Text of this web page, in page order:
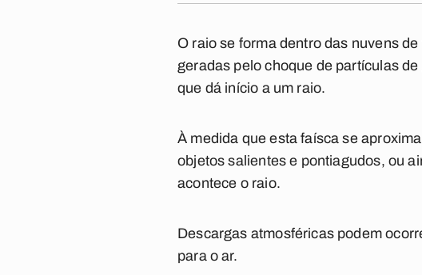
O raio se forma dentro das nuvens
geradas pelo choque de partículas
que dá início a um raio.
À medida que esta faísca se
objetos salientes e pontiagudos, ou
acontece o raio.
Descargas atmosféricas podem
para o ar.